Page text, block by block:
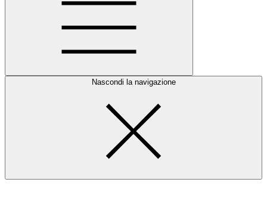
Nascondi la navigazione